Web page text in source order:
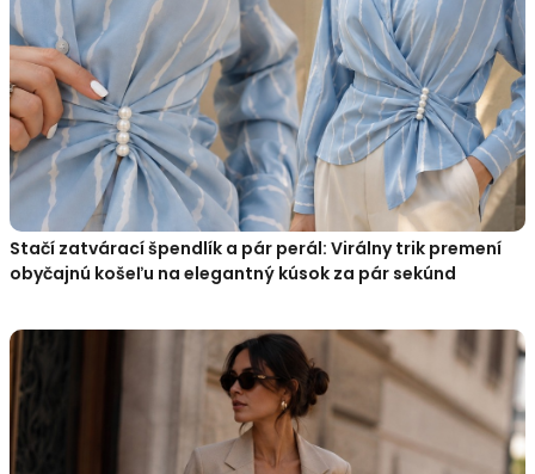
Stačí zatvárací špendlík a pár perál: Virálny trik premení
obyčajnú košeľu na elegantný kúsok za pár sekúnd